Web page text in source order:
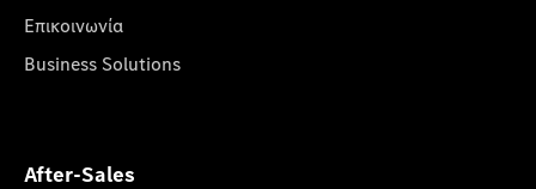
Επικοινωνία
Business Solutions
After-Sales